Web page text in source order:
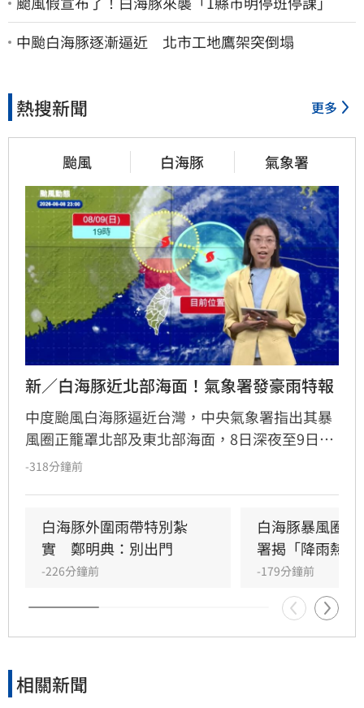
中颱白海豚逐漸逼近 北市工地鷹架突倒塌
熱搜新聞 更多
颱風 白海豚 氣象署
新／白海豚近北部海面！氣象署發豪雨特報
中度颱風白海豚逼近台灣，中央氣象署指出其暴
風圈正籠罩北部及東北部海面，8日深夜至9日白
天是影響最劇烈時刻。受外圍環流影響，中北部
極端高溫。沿海地區風浪強勁，基隆北海岸掀起
6米巨浪，適逢年度大潮，低窪地區務必慎防積
淹水。預計颱風將於9日晚間登陸中國後減弱，
北部降雨有望在10日清晨趨緩，提醒民眾父親節
連假期間避免前往山區及海邊活動，並隨時留意
氣象署最新發布的豪雨特報與防颱資訊，確保生
-318分鐘前
白海豚外圍雨帶特別紮
實　鄭明典：別出門
-226分鐘前
白海豚暴風圈
署揭「降雨熱區
-179分鐘前
相關新聞